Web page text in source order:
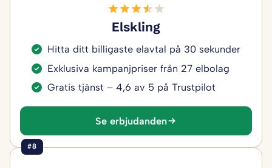
Elskling
Hitta ditt billigaste elavtal på 30 sekunder
Exklusiva kampanjpriser från 27 elbolag
Gratis tjänst – 4,6 av 5 på Trustpilot
Se erbjudanden
#8